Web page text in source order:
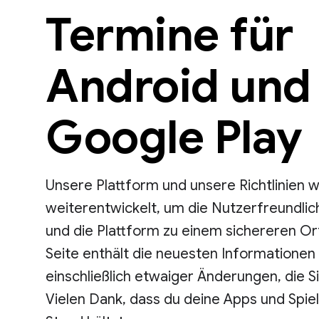
Termine für
Android und
Google Play
Unsere Plattform und unsere Richtlinien
weiterentwickelt, um die
und die Plattform zu einem sichereren
Seite enthält die neuesten Informationen
einschließlich etwaiger Änderungen, die
Vielen Dank, dass du deine Apps und